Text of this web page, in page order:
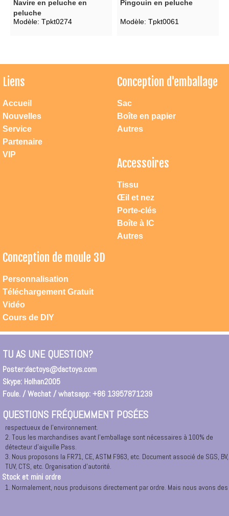
Navire en peluche en
peluche
Modèle: Tpkt0274
Pingouin en peluche
Modèle: Tpkt0061
Liens
Accueil
Nouvelles
Service
Partenaire
VIP
Conception d'emballage
Sac
Boîte en papier
Autres
Accessoires
Tissu
Œil et nez
Porte-clés
Boîte à IC
Autres
Conception de moule 3D
Personnalisation
Téléchargement Gratuit
Vidéo
Cours de DIY
TU AS UNE QUESTION?
Poster:dactoys@dactoys.com
Skype: Holhan2005
Foule. / Wechat / whatsapp: +86 13957871239
QUESTIONS FRÉQUEMMENT POSÉES
Atteindre dac jouets
1. Vous pouvez nous contacter directement par mobile: 0086 18658223181 ou
0086 13957871239, notre adresse permanente: Ningbo Changement de route
East N ° 165, 1208-1209.
Pour entrer dans notre site Web directement ou un lien vers notre société.
3. Si vous êtes arrivé Ningbo ou Cixi, Yuyao, Huisant, City, vous pouvez nous
appeler à tout moment, nous organiserons la voiture pour vous ramasser.
Ou vous pouvez demander un taxi à notre bureau à: RM.1208,12 /, 165 # East
Changyang Road, Ningbo.
1. Tous les matériaux sont 100% de nouveaux matériaux et verts avec
respectueux de l'environnement.
2. Tous les marchandises avant l'emballage sont nécessaires à 100% de
détecteur d'aiguille Pass.
3. Nous proposons la FR71, CE, ASTM F963, etc. Document associé de SGS, BV,
TUV, CTS, etc. Organisation d'autorité.
Stock et mini ordre
1. Normalement, nous produisons directement par ordre. Mais nous avons des
stocks sur des jouets en peluche de saison, si vous en avez besoin, le prix est